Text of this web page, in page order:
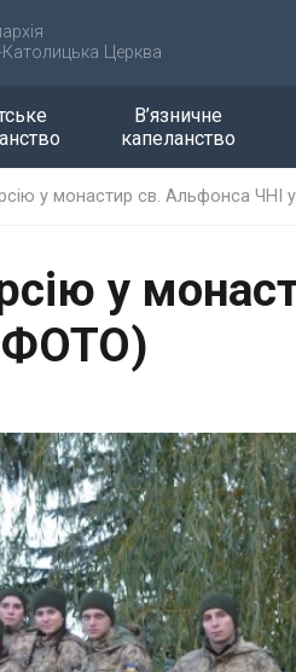
Католицька Церква
В’язничне
капеланство
у монастир св. Альфонса ЧНІ
у